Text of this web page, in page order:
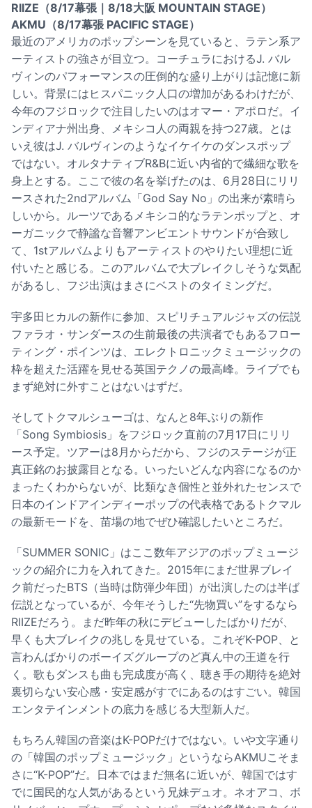
RIIZE（8/17幕張｜8/18大阪 MOUNTAIN STAGE）
AKMU（8/17幕張 PACIFIC STAGE）
最近のアメリカのポップシーンを見ていると、ラテン系ア
ーティストの強さが目立つ。コーチュラにおけるJ. バル
ヴィンのパフォーマンスの圧倒的な盛り上がりは記憶に新
しい。背景にはヒスパニック人口の増加があるわけだが、
今年のフジロックで注目したいのはオマー・アポロだ。イ
ンディアナ州出身、メキシコ人の両親を持つ27歳。とは
いえ彼はJ. バルヴィンのようなイケイケのダンスポップ
ではない。オルタナティブR&Bに近い内省的で繊細な歌を
身上とする。ここで彼の名を挙げたのは、6月28日にリリ
ースされた2ndアルバム「God Say No」の出来が素晴ら
しいから。ルーツであるメキシコ的なラテンポップと、オ
ーガニックで静謐な音響アンビエントサウンドが合致し
て、1stアルバムよりもアーティストのやりたい理想に近
付いたと感じる。このアルバムで大ブレイクしそうな気配
があるし、フジ出演はまさにベストのタイミングだ。
宇多田ヒカルの新作に参加、スピリチュアルジャズの伝説
ファラオ・サンダースの生前最後の共演者でもあるフロー
ティング・ポインツは、エレクトロニックミュージックの
枠を超えた活躍を見せる英国テクノの最高峰。ライブでも
まず絶対に外すことはないはずだ。
そしてトクマルシューゴは、なんと8年ぶりの新作
「Song Symbiosis」をフジロック直前の7月17日にリリ
ース予定。ツアーは8月からだから、フジのステージが正
真正銘のお披露目となる。いったいどんな内容になるのか
まったくわからないが、比類なき個性と並外れたセンスで
日本のインドアインディーポップの代表格であるトクマル
の最新モードを、苗場の地でぜひ確認したいところだ。
「SUMMER SONIC」はここ数年アジアのポップミュージ
ックの紹介に力を入れてきた。2015年にまだ世界ブレイ
ク前だったBTS（当時は防弾少年団）が出演したのは半ば
伝説となっているが、今年そうした“先物買い”をするなら
RIIZEだろう。まだ昨年の秋にデビューしたばかりだが、
早くも大ブレイクの兆しを見せている。これぞK-POP、と
言わんばかりのボーイズグループのど真ん中の王道を行
く。歌もダンスも曲も完成度が高く、聴き手の期待を絶対
裏切らない安心感・安定感がすでにあるのはすごい。韓国
エンタテインメントの底力を感じる大型新人だ。
もちろん韓国の音楽はK-POPだけではない。いや文字通り
の「韓国のポップミュージック」というならAKMUこそま
さに“K-POP”だ。日本ではまだ無名に近いが、韓国ではす
でに国民的な人気があるという兄妹デュオ。ネオアコ、ボ